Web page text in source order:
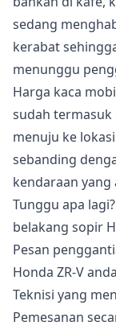
sedang
kerabat
menunggu
Harga kaca
sudah
menuju ke
sebanding
kendaraan yang
Tunggu apa
belakang sopir
Pesan
Honda ZR-V anda
Teknisi yang
Pemesanan